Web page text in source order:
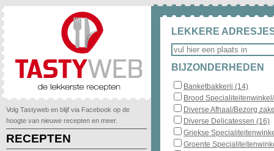
Volg Tastyweb en blijf via Facebook op de
hoogte van nieuwe recepten en meer.
RECEPTEN
LEKKERE
BIJZONDERHEDEN
Banketbakkerij (14)
Brood
Diverse Afhaal/Bezorg
Diverse Delicatessen (16)
Griekse
Groente